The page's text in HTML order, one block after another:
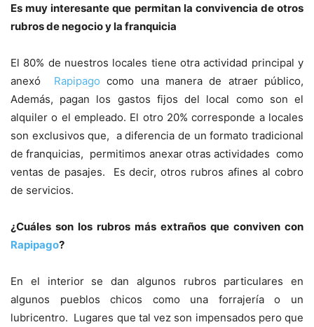
Es muy interesante que permitan la convivencia de otros
rubros de negocio y la franquicia
El 80% de nuestros locales tiene otra actividad principal y
anexó Rapipago como una manera de atraer público,
Además, pagan los gastos fijos del local como son el
alquiler o el empleado. El otro 20% corresponde a locales
son exclusivos que, a diferencia de un formato tradicional
de franquicias, permitimos anexar otras actividades como
ventas de pasajes. Es decir, otros rubros afines al cobro
de servicios.
¿Cuáles son los rubros más extraños que conviven con
Rapipago?
En el interior se dan algunos rubros particulares en
algunos pueblos chicos como una forrajería o un
lubricentro. Lugares que tal vez son impensados pero que